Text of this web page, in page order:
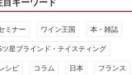
目キーワード
ミナー ワイン王国 本・雑誌
ツ星ブラインド・テイスティング
シピ コラム 日本 フランス